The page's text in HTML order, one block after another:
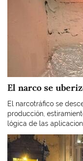
El narco se
El narcotráfico se
producción,
lógica de las
Imagen